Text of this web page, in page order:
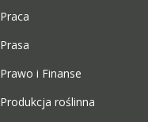
Praca
Prasa
Prawo i Finanse
Produkcja roślinna